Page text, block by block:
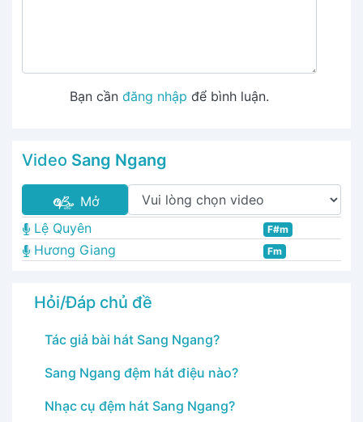
Bạn cần đăng nhập để bình luận.
Video Sang Ngang
Mở
Lệ Quyên
F#m
Hương Giang Fm
Hỏi/Đáp chủ đề
Tác giả bài hát Sang Ngang?
Sang Ngang đệm hát điệu nào?
Nhạc cụ đệm hát Sang Ngang?